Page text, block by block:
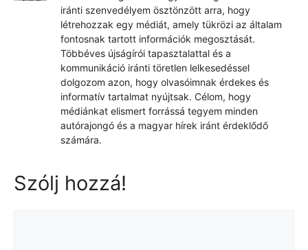
iránti szenvedélyem ösztönzött arra, hogy
létrehozzak egy médiát, amely tükrözi az általam
fontosnak tartott információk megosztását.
Többéves újságírói tapasztalattal és a
kommunikáció iránti töretlen lelkesedéssel
dolgozom azon, hogy olvasóimnak érdekes és
informatív tartalmat nyújtsak. Célom, hogy
médiánkat elismert forrássá tegyem minden
autórajongó és a magyar hírek iránt érdeklődő
számára.
Szólj hozzá!